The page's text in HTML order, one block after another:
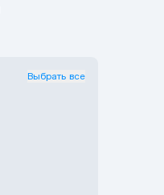
Выбрать все